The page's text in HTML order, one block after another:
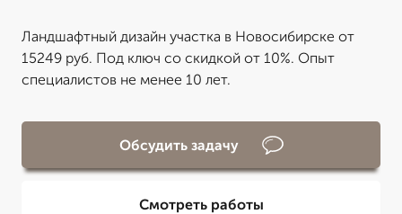
Ландшафтный дизайн участка в Новосибирске от
15249 руб. Под ключ со скидкой от 10%. Опыт
специалистов не менее 10 лет.
Обсудить задачу
Смотреть работы